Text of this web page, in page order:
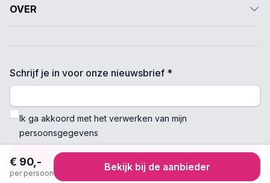
€ 90,-
per persoon
Bekijk bij de aanbieder
OVER
Schrijf je in voor onze nieuwsbrief *
Ik ga akkoord met het verwerken van mijn
persoonsgegevens
Verzenden